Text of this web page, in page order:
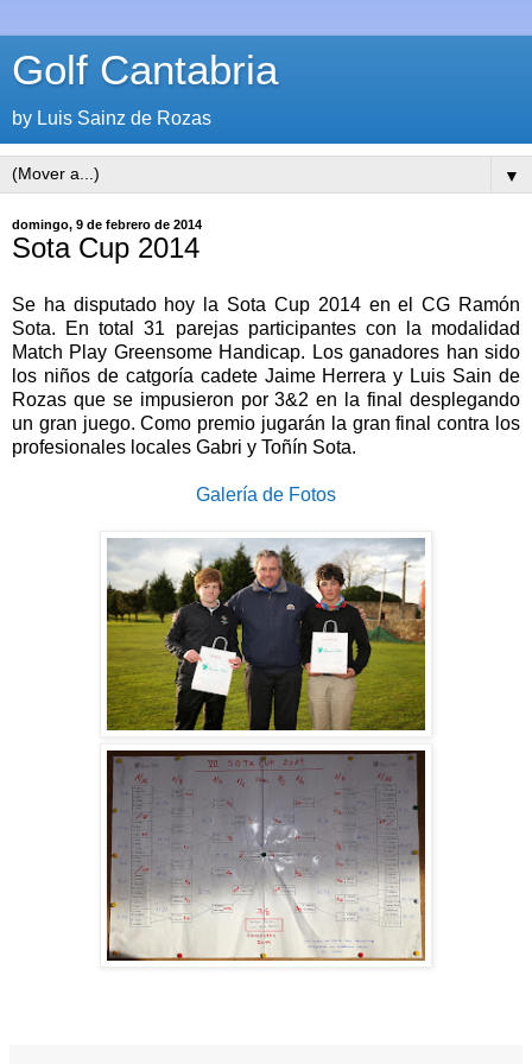
Golf Cantabria
by Luis Sainz de Rozas
▼
domingo, 9 de febrero de 2014
Sota Cup 2014
Se ha disputado hoy la Sota Cup 2014 en el CG Ramón
Sota. En total 31 parejas participantes con la modalidad
Match Play Greensome Handicap. Los ganadores han sido
los niños de catgoría cadete Jaime Herrera y Luis Sain de
Rozas que se impusieron por 3&2 en la final desplegando
un gran juego. Como premio jugarán la gran final contra los
profesionales locales Gabri y Toñín Sota.
Galería de Fotos